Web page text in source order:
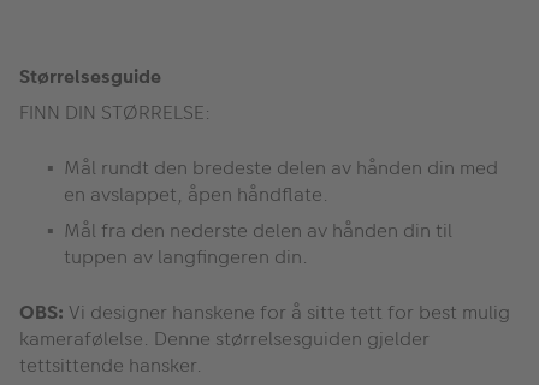
Størrelsesguide
FINN DIN STØRRELSE:
Mål rundt den bredeste delen av hånden din med
en avslappet, åpen håndflate.
Mål fra den nederste delen av hånden din til
tuppen av langfingeren din.
OBS: Vi designer hanskene for å sitte tett for best mulig
kamerafølelse. Denne størrelsesguiden gjelder
tettsittende hansker.